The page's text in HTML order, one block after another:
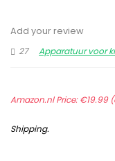
Add your review
27
Apparatuur voor
Amazon.nl Price:€19.99
Shipping.